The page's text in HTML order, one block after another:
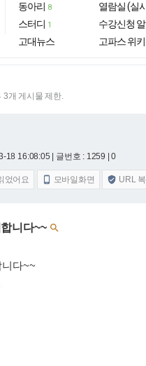
동아리 8
스터디 1
고대뉴스
열람실 (실
수강신청
고파스 위키
3개 게시물 제한.
18 16:08:05 | 글번호 : 1259 | 0
었어요  모바일화면  URL
니다~~ 
다~~